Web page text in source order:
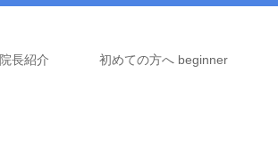
院長紹介 初めての方へ beginner